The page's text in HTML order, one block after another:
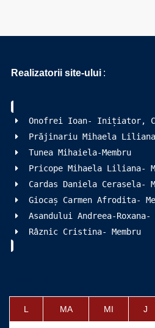
Realizatorii site-ului :
Onofrei Ioan- Inițiator,
Prăjinariu Mihaela
Tunea Mihaiela-Membru
Pricope Mihaela Liliana-
Cardas Daniela Cerasela-
Giocaș Carmen Afrodita-
Asandului Andreea-Roxana-
Râznic Cristina- Membru
L MA MI J